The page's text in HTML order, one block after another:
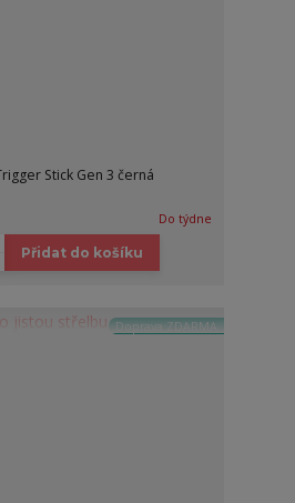
Stick Gen 3 černá
Do týdne
Přidat do košíku
Doprava ZDARMA